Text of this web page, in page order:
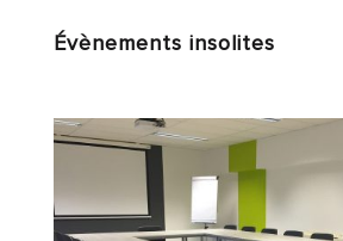
Évènements insolites